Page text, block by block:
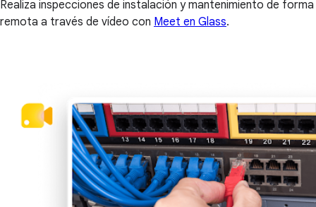
Realiza inspecciones de instalación y mantenimiento de forma
remota a través de vídeo con Meet en Glass.